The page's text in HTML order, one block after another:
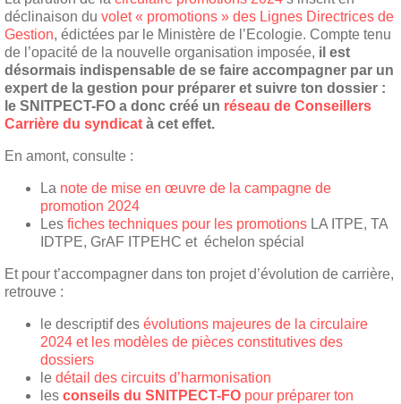
déclinaison du volet « promotions » des Lignes Directrices de
Gestion, édictées par le Ministère de l’Ecologie. Compte tenu
de l’opacité de la nouvelle organisation imposée, il est
désormais indispensable de se faire accompagner par un
expert de la gestion pour préparer et suivre ton dossier :
le SNITPECT-FO a donc créé un réseau de Conseillers
Carrière du syndicat à cet effet.
En amont, consulte :
La note de mise en œuvre de la campagne de
promotion 2024
Les fiches techniques pour les promotions LA ITPE, TA
IDTPE, GrAF ITPEHC et échelon spécial
Et pour t’accompagner dans ton projet d’évolution de carrière,
retrouve :
le descriptif des évolutions majeures de la circulaire
2024 et les modèles de pièces constitutives des
dossiers
le détail des circuits d’harmonisation
les conseils du SNITPECT-FO pour préparer ton